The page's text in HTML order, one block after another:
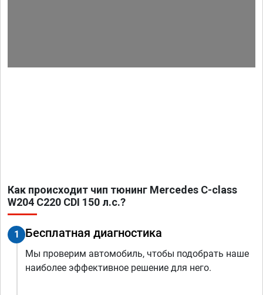
Как происходит чип тюнинг Mercedes C-class
W204 C220 CDI 150 л.с.?
1 Бесплатная диагностика
Мы проверим автомобиль, чтобы подобрать наше
наиболее эффективное решение для него.